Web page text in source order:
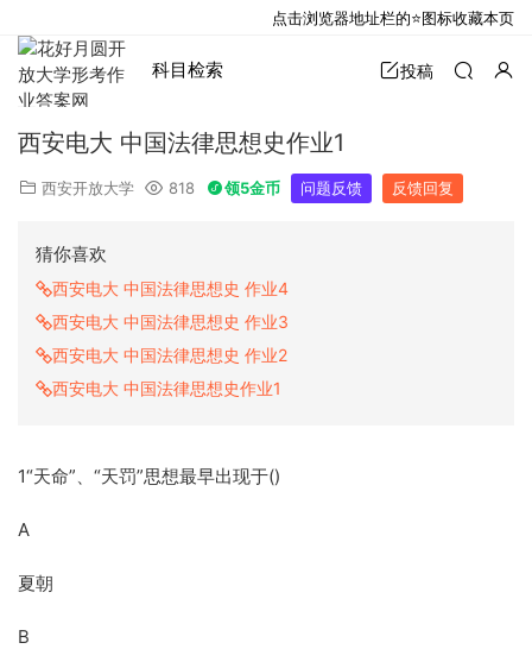
科目检索 投稿
西安电大 中国法律思想史作业1
西安开放大学 818 领5金币 问题反馈 反馈回复
猜你喜欢
西安电大 中国法律思想史 作业4
西安电大 中国法律思想史 作业3
西安电大 中国法律思想史 作业2
西安电大 中国法律思想史作业1
1“天命”、“天罚”思想最早出现于()
A
夏朝
B
点击浏览器地址栏的⭐图标收藏本页